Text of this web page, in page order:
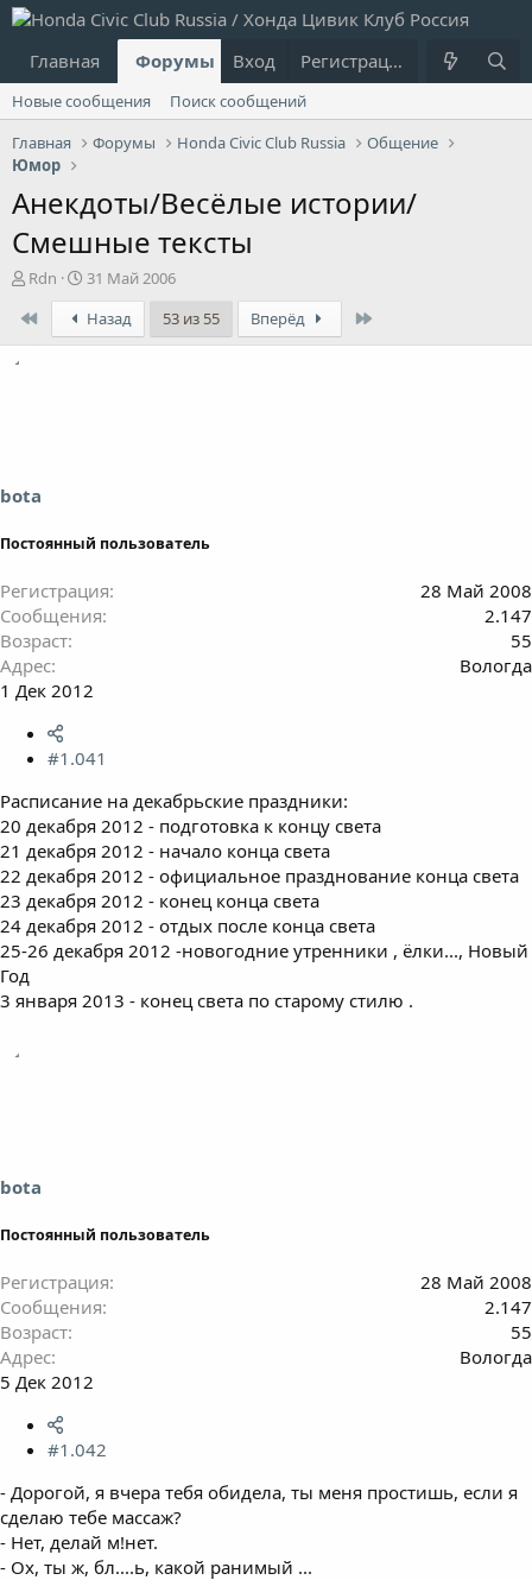
Главная Форумы Что нового?
Вход Регистрация
Новые сообщения
Поиск сообщений
Главная
Форумы Honda Civic Club Russia
Общение
Юмор
Анекдоты/Весёлые истории/
Смешные тексты
А
т
о
Rdn
Д
а
т
а
31 Май 2006
Назад 53 из 55 Вперёд
bota
Постоянный пользователь
Регистрация
28 Май 2008
Сообщения
2.147
Возраст
55
Адрес
Вологда
1 Дек 2012
#1.041
Расписание на декабрьские праздники:
20 декабря 2012 - подготовка к концу света
21 декабря 2012 - начало конца света
22 декабря 2012 - официальное празднование конца света
23 декабря 2012 - конец конца света
24 декабря 2012 - отдых после конца света
25-26 декабря 2012 -новогодние утренники , ёлки..., Новый
Год
3 января 2013 - конец света по старому стилю .
bota
Постоянный пользователь
Регистрация
28 Май 2008
Сообщения
2.147
Возраст
55
Адрес
Вологда
5 Дек 2012
#1.042
- Дорогой, я вчера тебя обидела, ты меня простишь, если я
сделаю тебе массаж?
- Нет, делай м!нет.
- Ох, ты ж, бл....ь, какой ранимый ...